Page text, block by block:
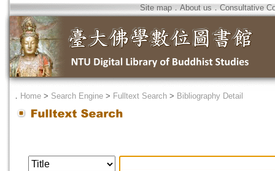
Site map．About us ． Consultative
． Home > Search Engine > Fulltext Search > Bibliography Detail